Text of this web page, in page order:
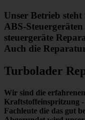
Unser Betrieb
ABS-
steuergeräte
Auch die
Turbolader
Wir sind die
Kraftstoffeinspritzung
Fachleute die das gut